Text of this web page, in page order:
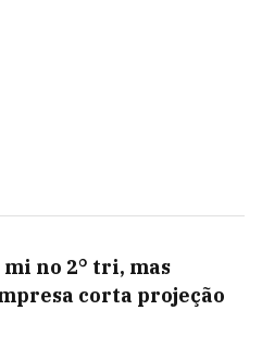
no 2° tri, mas
corta projeção